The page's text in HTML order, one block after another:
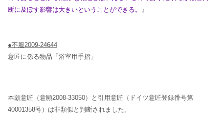
断に及ぼす影響は大きいということができる。
』
●不服2009-24644
意匠に係る物品「浴室用手摺」
本願意匠（意願2008-33050）と引用意匠（ドイツ意匠登録番号第
40001358号）は非類似と判断されました。